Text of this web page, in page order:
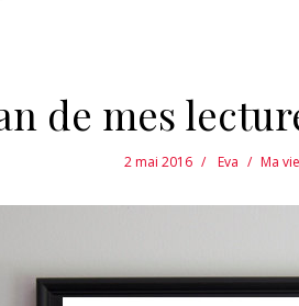
de mes
2 mai 2016 Eva Ma